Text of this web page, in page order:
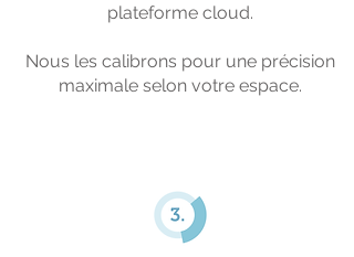
plateforme cloud.
Nous les calibrons pour une précision
maximale selon votre espace.